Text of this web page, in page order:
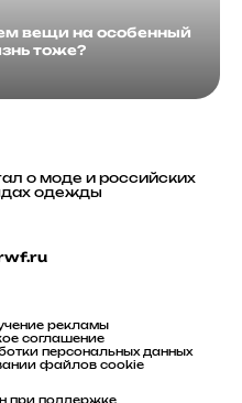
вещи на особенный
тоже?
о моде и российских
одежды
рекламы
соглашение
персональных данных
файлов cookie
при поддержке